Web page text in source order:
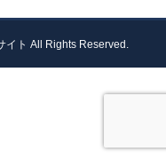
イト All Rights Reserved.